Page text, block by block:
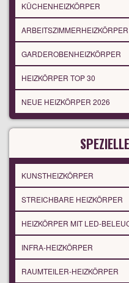
KÜCHENHEIZKÖRPER
ARBEITSZIMMERHEIZKÖRPER
GARDEROBENHEIZKÖRPER
HEIZKÖRPER TOP 30
NEUE HEIZKÖRPER 2026
KUNSTHEIZKÖRPER
STREICHBARE HEIZKÖRPER
HEIZKÖRPER MIT LED-
INFRA-HEIZKÖRPER
RAUMTEILER-HEIZKÖRPER